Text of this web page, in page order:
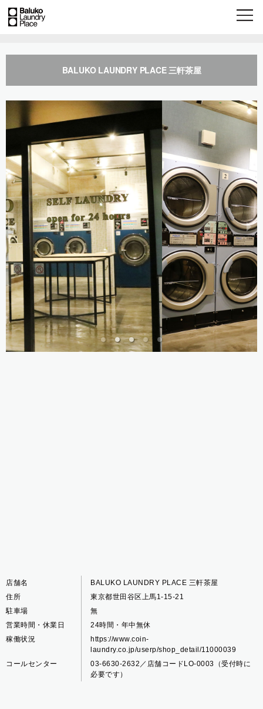
BALUKO LAUNDRY PLACE 三軒茶屋
店舗名
BALUKO LAUNDRY PLACE 三軒茶屋
住所
東京都世田谷区上馬1-15-21
駐車場
無
営業時間・休業日
24時間・年中無休
稼働状況
https://www.coin-
laundry.co.jp/userp/shop_detail/11000039
コールセンター
03-6630-2632／店舗コードLO-0003（受付時に
必要です）